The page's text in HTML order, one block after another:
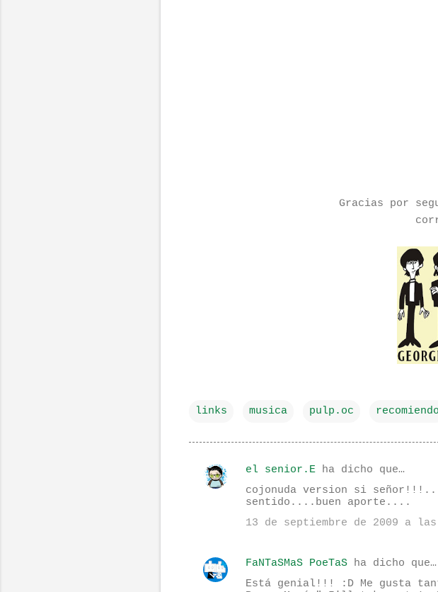
Gracias por
links musica pulp.oc recomiendo
C
n
t
el senior.E ha dicho que…
cojonuda version si
sentido....buen aporte....
13 de septiembre de 2009 a
FaNTaSMaS PoeTaS ha dicho que…
Está genial!!! :D Me gusta